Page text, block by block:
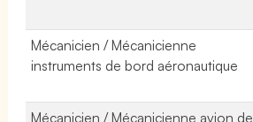
Mécanicien / Mécanicienne
instruments de bord aéronautique
Mécanicien / Mécanicienne avion de